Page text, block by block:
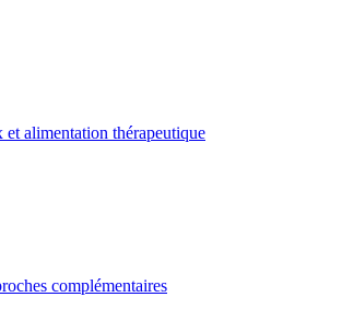
alimentation thérapeutique
complémentaires